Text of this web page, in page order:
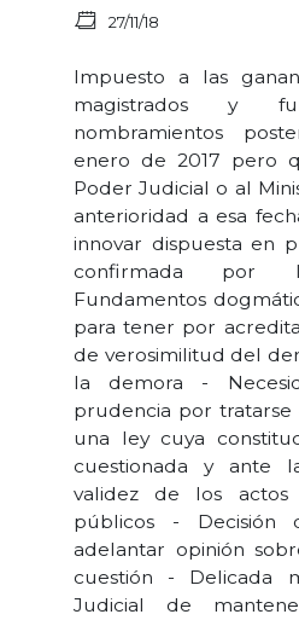
27/11/18
Impuesto a las
magistrados y
nombramientos
enero de 2017 pero
Poder Judicial o al
anterioridad a esa
innovar dispuesta en
confirmada
Fundamentos
para tener por
de verosimilitud del
la demora -
prudencia por
una ley cuya
cuestionada y ante
validez de los
públicos - Decisión
adelantar opinión
cuestión - Delicada
Judicial de